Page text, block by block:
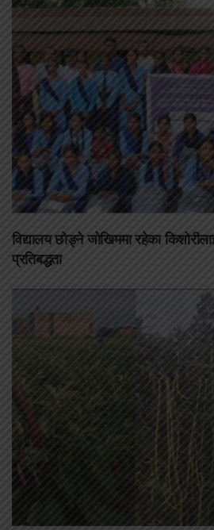
विद्यालय छोड्ने जोखिममा रहेका
प्रतिबद्धता